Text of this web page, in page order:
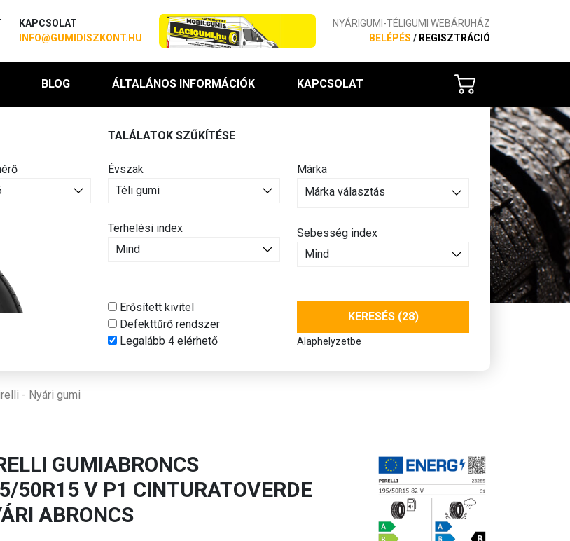
KAPCSOLAT
INFO@GUMIDISZKONT.HU
NYÁRIGUMI-TÉLIGUMI WEBÁRUHÁZ
BELÉPÉS / REGISZTRÁCIÓ
BLOG ÁLTALÁNOS INFORMÁCIÓK KAPCSOLAT
TALÁLATOK SZŰKÍTÉSE
Évszak
Terhelési index
Márka
Márka választás
Sebesség index
Erősített kivitel
Defekttűrő rendszer
Legalább 4 elérhető
KERESÉS (28)
Alaphelyzetbe
- Nyári gumi
GUMIABRONCS
50R15 V P1 CINTURATOVERDE
ABRONCS